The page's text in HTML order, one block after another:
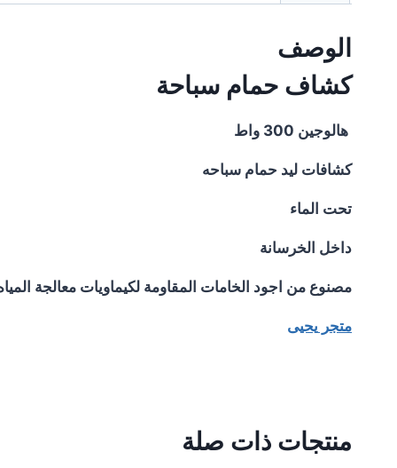
الوصف
كشاف حمام سباحة
هالوجين 300 واط
كشافات ليد حمام سباحه
تحت الماء
داخل الخرسانة
مصنوع من اجود الخامات المقاومة لكيماويات معالجة
متجر يحيى
منتجات ذات صلة